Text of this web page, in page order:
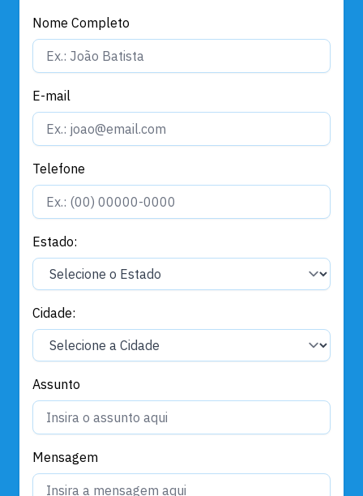
Nome Completo
E-mail
Telefone
Estado:
Cidade:
Assunto
Mensagem